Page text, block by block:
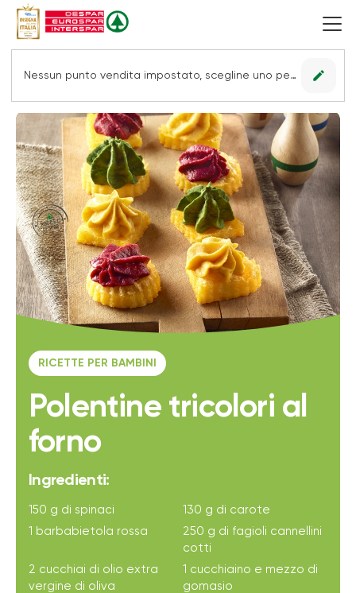
Nessun punto vendita impostato, scegline uno per vedere le offerte. edit
RICETTE PER BAMBINI
Polentine tricolori al
forno
Ingredienti:
150 g di spinaci
130 g di carote
1 barbabietola rossa
250 g di fagioli cannellini
cotti
2 cucchiai di olio extra
vergine di oliva
1 cucchiaino e mezzo di
gomasio